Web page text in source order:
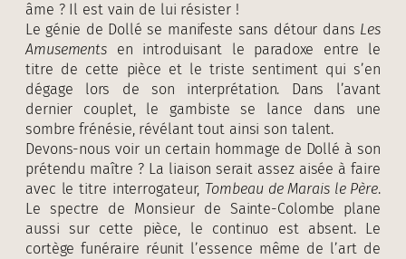
âme ? Il est vain de lui résister !
Le génie de Dollé se manifeste sans détour dans Les
Amusements en introduisant le paradoxe entre le
titre de cette pièce et le triste sentiment qui s’en
dégage lors de son interprétation. Dans l’avant
dernier couplet, le gambiste se lance dans une
sombre frénésie, révélant tout ainsi son talent.
Devons-nous voir un certain hommage de Dollé à son
prétendu maître ? La liaison serait assez aisée à faire
avec le titre interrogateur, Tombeau de Marais le Père.
Le spectre de Monsieur de Sainte-Colombe plane
aussi sur cette pièce, le continuo est absent. Le
cortège funéraire réunit l’essence même de l’art de